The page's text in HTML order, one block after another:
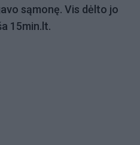
sąmonę. Vis dėlto jo
15min.lt.